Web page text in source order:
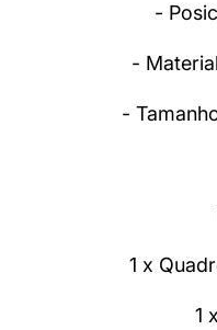
-
-
-
1 x
1